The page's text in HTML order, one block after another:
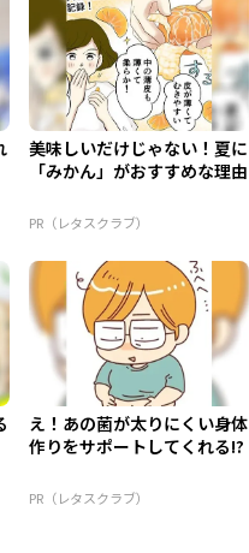
美味しいだけじゃない！夏に
「みかん」がおすすめな理由
PR（レタスクラブ）
え！あの菌が太りにくい身体
作りをサポートしてくれる!?
PR（レタスクラブ）